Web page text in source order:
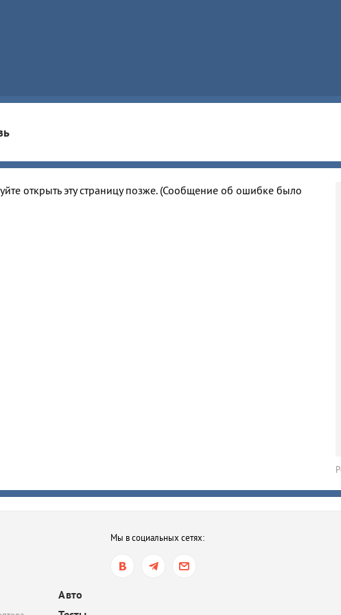
открыть эту страницу позже. (Сообщение об ошибке было
Мы в социальных сетях:
Авто